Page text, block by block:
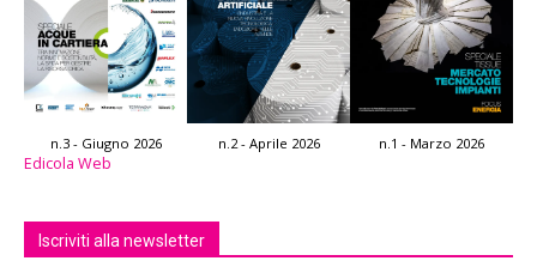
n.3 - Giugno 2026 n.2 - Aprile 2026 n.1 - Marzo 2026
Edicola Web
Iscriviti alla newsletter